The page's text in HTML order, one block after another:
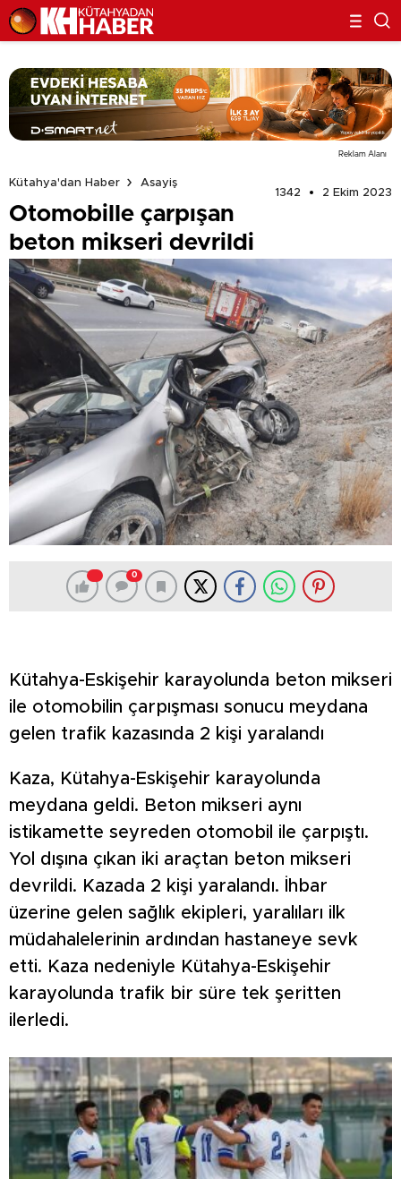
Reklam Alanı
Kütahya'dan Haber
Asayiş
1342
2 Ekim 2023
Otomobille çarpışan
beton mikseri devrildi
0
Kütahya-Eskişehir karayolunda beton mikseri
ile otomobilin çarpışması sonucu meydana
gelen trafik kazasında 2 kişi yaralandı
Kaza, Kütahya-Eskişehir karayolunda
meydana geldi. Beton mikseri aynı
istikamette seyreden otomobil ile çarpıştı.
Yol dışına çıkan iki araçtan beton mikseri
devrildi. Kazada 2 kişi yaralandı. İhbar
üzerine gelen sağlık ekipleri, yaralıları ilk
müdahalelerinin ardından hastaneye sevk
etti. Kaza nedeniyle Kütahya-Eskişehir
karayolunda trafik bir süre tek şeritten
ilerledi.